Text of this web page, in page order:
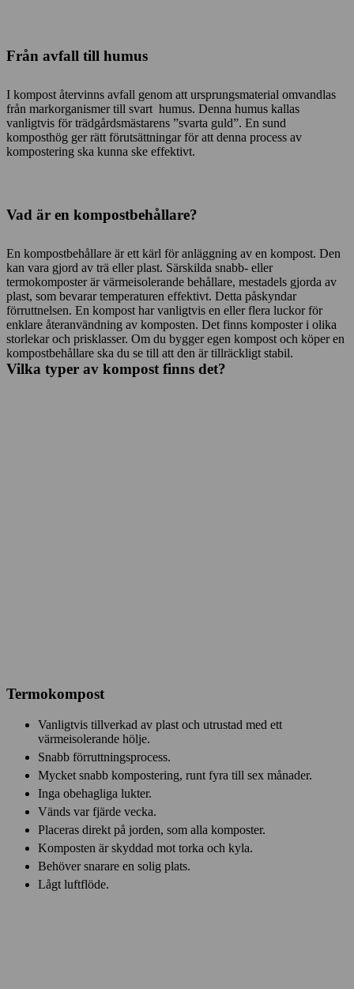
Från avfall till humus
I kompost återvinns avfall genom att ursprungsmaterial omvandlas
från markorganismer till svart humus. Denna humus kallas
vanligtvis för trädgårdsmästarens ”svarta guld”. En sund
komposthög ger rätt förutsättningar för att denna process av
kompostering ska kunna ske effektivt.
Vad är en kompostbehållare?
En kompostbehållare är ett kärl för anläggning av en kompost. Den
kan vara gjord av trä eller plast. Särskilda snabb- eller
termokomposter är värmeisolerande behållare, mestadels gjorda av
plast, som bevarar temperaturen effektivt. Detta påskyndar
förruttnelsen. En kompost har vanligtvis en eller flera luckor för
enklare återanvändning av komposten. Det finns komposter i olika
storlekar och prisklasser. Om du bygger egen kompost och köper en
kompostbehållare ska du se till att den är tillräckligt stabil.
Vilka typer av kompost finns det?
Termokompost
Vanligtvis tillverkad av plast och utrustad med ett
värmeisolerande hölje.
Snabb förruttningsprocess.
Mycket snabb kompostering, runt fyra till sex månader.
Inga obehagliga lukter.
Vänds var fjärde vecka.
Placeras direkt på jorden, som alla komposter.
Komposten är skyddad mot torka och kyla.
Behöver snarare en solig plats.
Lågt luftflöde.